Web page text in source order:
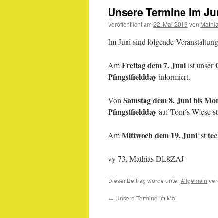
Unsere Termine im
Veröffentlicht am 22. Mai 2019 von
Im Juni sind folgende
AmFreitag dem 7. Juniist unser
Pfingstfielddayinformiert.
Von Samstag dem 8. Juni bis
Pfingstfielddayauf Tom´s Wiese
AmMittwoch dem 19. Juniist
vy 73, Mathias DL8ZAJ
Dieser Beitrag wurde unterAllgemein
← Unsere Termine im Mai